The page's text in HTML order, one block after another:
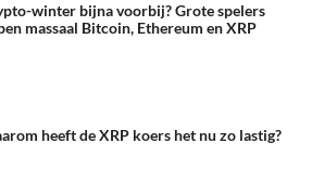
winter bijna voorbij? Grote spelers
massaal Bitcoin, Ethereum en XRP
heeft de XRP koers het nu zo lastig?